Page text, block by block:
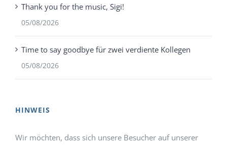
Thank you for the music, Sigi!
05/08/2026
Time to say goodbye für zwei verdiente Kollegen
05/08/2026
HINWEIS
Wir möchten, dass sich unsere Besucher auf unserer